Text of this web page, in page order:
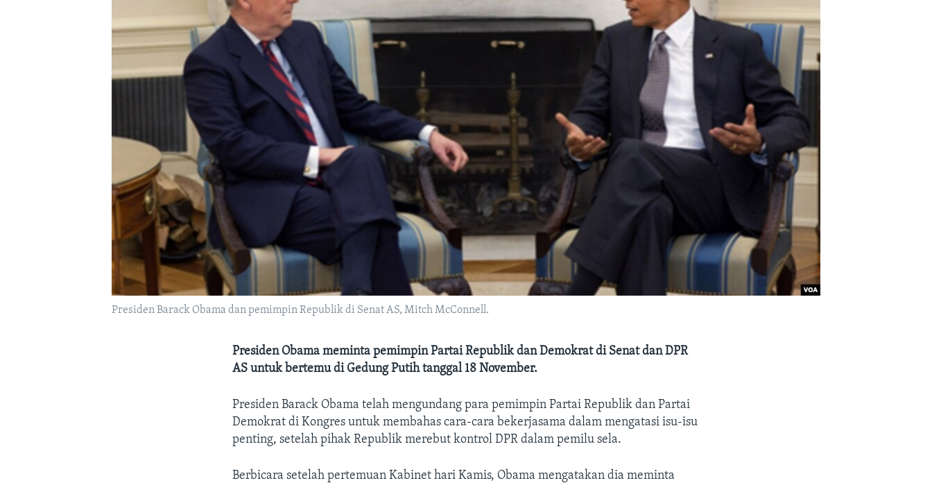
Presiden Barack Obama dan pemimpin Republik di Senat AS, Mitch McConnell.
Presiden Obama meminta pemimpin Partai Republik dan Demokrat di Senat dan DPR
AS untuk bertemu di Gedung Putih tanggal 18 November.
Presiden Barack Obama telah mengundang para pemimpin Partai Republik dan Partai
Demokrat di Kongres untuk membahas cara-cara bekerjasama dalam mengatasi isu-isu
penting, setelah pihak Republik merebut kontrol DPR dalam pemilu sela.
Berbicara setelah pertemuan Kabinet hari Kamis, Obama mengatakan dia meminta